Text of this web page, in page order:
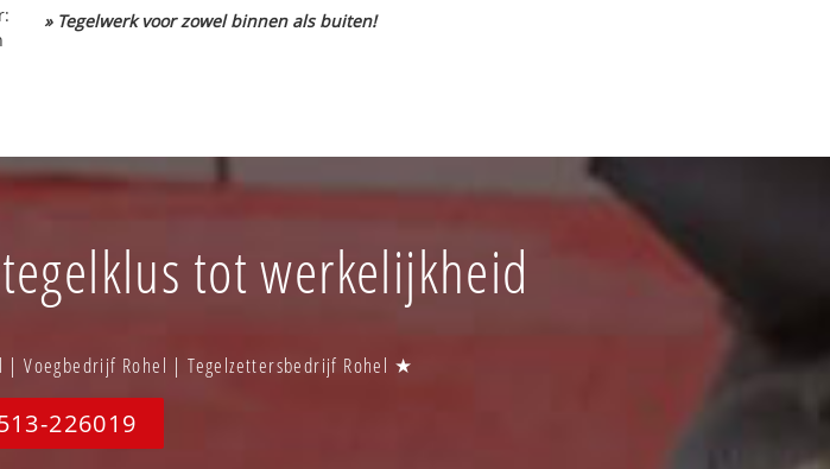
» Tegelwerk voor zowel binnen als buiten!
tot werkelijkheid
Voegbedrijf Rohel | Tegelzettersbedrijf Rohel ★
226019